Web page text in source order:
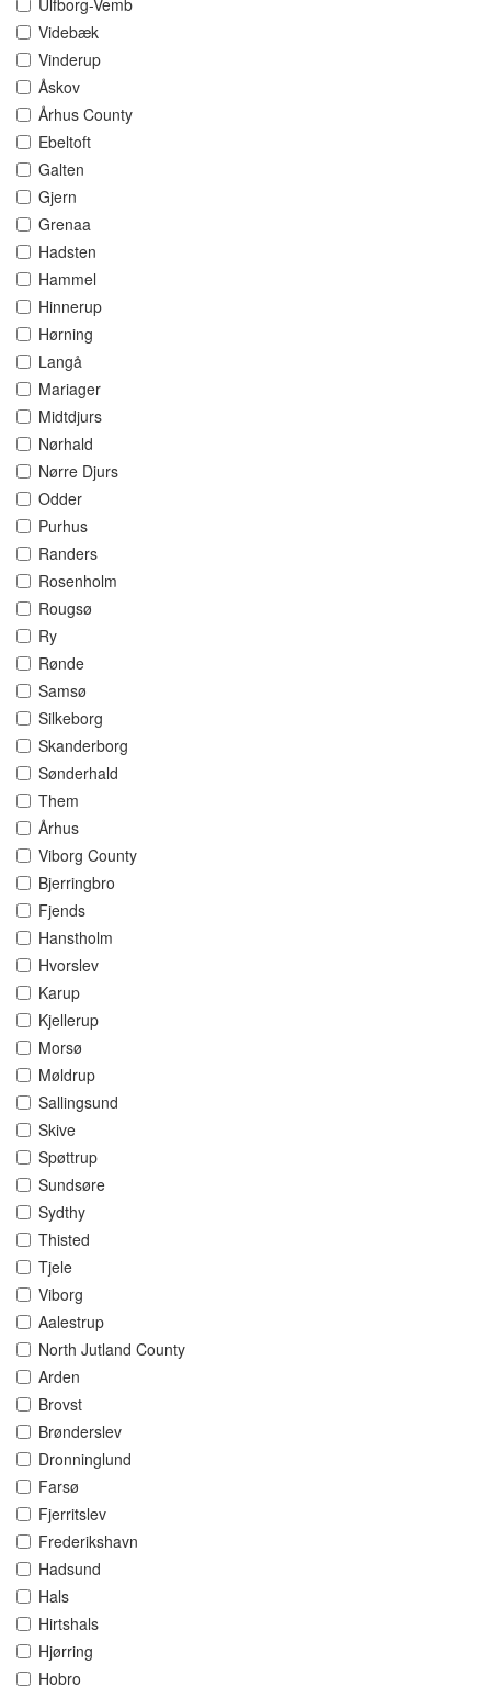
Ulfborg-Vemb
Videbæk
Vinderup
Åskov
Århus County
Ebeltoft
Galten
Gjern
Grenaa
Hadsten
Hammel
Hinnerup
Hørning
Langå
Mariager
Midtdjurs
Nørhald
Nørre Djurs
Odder
Purhus
Randers
Rosenholm
Rougsø
Ry
Rønde
Samsø
Silkeborg
Skanderborg
Sønderhald
Them
Århus
Viborg County
Bjerringbro
Fjends
Hanstholm
Hvorslev
Karup
Kjellerup
Morsø
Møldrup
Sallingsund
Skive
Spøttrup
Sundsøre
Sydthy
Thisted
Tjele
Viborg
Aalestrup
North Jutland County
Arden
Brovst
Brønderslev
Dronninglund
Farsø
Fjerritslev
Frederikshavn
Hadsund
Hals
Hirtshals
Hjørring
Hobro